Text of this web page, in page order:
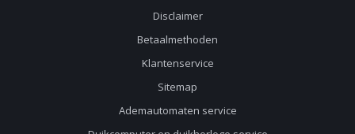
Disclaimer
Betaalmethoden
Klantenservice
Sitemap
Ademautomaten service